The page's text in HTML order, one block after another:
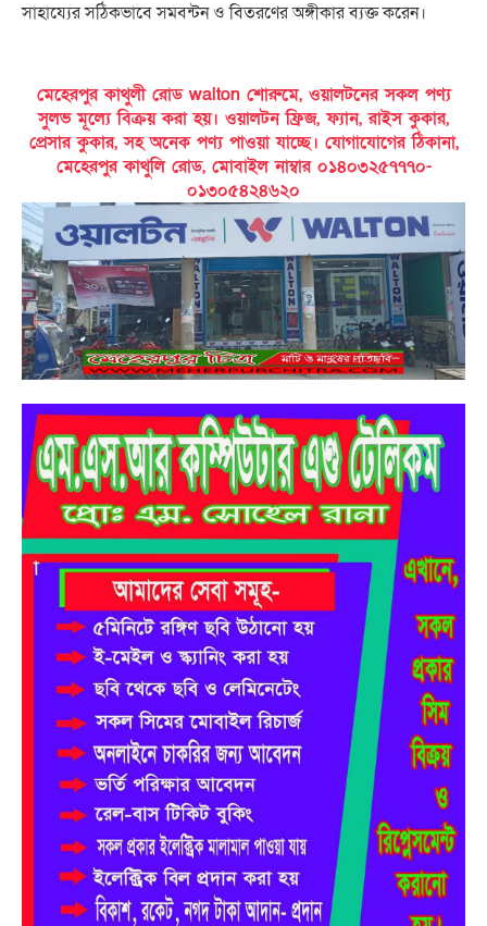
সাহায্যের সঠিকভাবে সমবন্টন ও বিতরণের অঙ্গীকার ব্যক্ত করেন।
মেহেরপুর কাথুলী রোড walton শোরুমে, ওয়ালটনের সকল পণ্য
সুলভ মূল্যে বিক্রয় করা হয়। ওয়ালটন ফ্রিজ, ফ্যান, রাইস কুকার,
প্রেসার কুকার, সহ অনেক পণ্য পাওয়া যাচ্ছে। যোগাযোগের ঠিকানা,
মেহেরপুর কাথুলি রোড, মোবাইল নাম্বার ০১৪০৩২৫৭৭৭০-
০১৩০৫৪২৪৬২০